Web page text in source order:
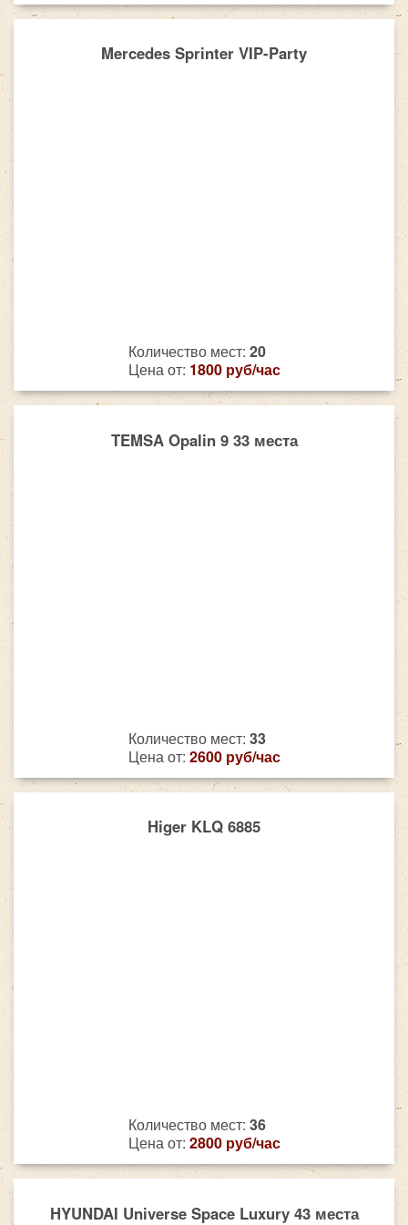
Mercedes Sprinter VIP-Party
Количество мест: 20
Цена от: 1800 руб/час
TEMSA Opalin 9 33 места
Количество мест: 33
Цена от: 2600 руб/час
Higer KLQ 6885
Количество мест: 36
Цена от: 2800 руб/час
HYUNDAI Universe Space Luxury 43 места